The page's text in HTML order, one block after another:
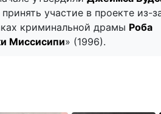
участие в проекте из-
криминальной драмы Роба
Миссисипи» (1996).